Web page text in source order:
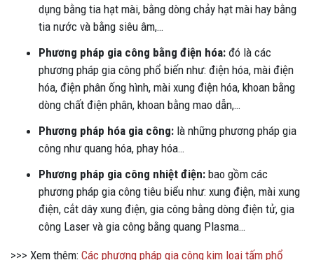
dụng bằng tia hạt mài, bằng dòng chảy hạt mài hay bằng
tia nước và bằng siêu âm,…
Phương pháp gia công bằng điện hóa: đó là các
phương pháp gia công phổ biến như: điện hóa, mài điện
hóa, điện phân ống hình, mài xung điện hóa, khoan bằng
dòng chất điện phân, khoan bằng mao dẫn,…
Phương pháp hóa gia công: là những phương pháp gia
công như quang hóa, phay hóa…
Phương pháp gia công nhiệt điện: bao gồm các
phương pháp gia công tiêu biểu như: xung điện, mài xung
điện, cắt dây xung điện, gia công bằng dòng điện tử, gia
công Laser và gia công bằng quang Plasma…
>>> Xem thêm: Các phương pháp gia công kim loại tấm phổ